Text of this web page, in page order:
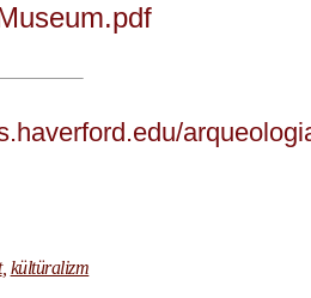
, kültüralizm